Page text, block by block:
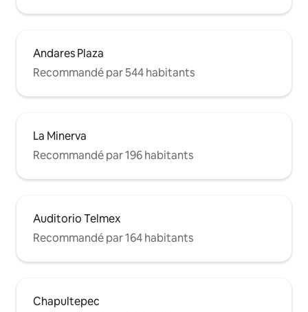
Andares Plaza
Recommandé par 544 habitants
La Minerva
Recommandé par 196 habitants
Auditorio Telmex
Recommandé par 164 habitants
Chapultepec